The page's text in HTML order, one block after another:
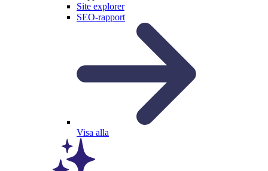
Site explorer
SEO-rapport
Visa alla